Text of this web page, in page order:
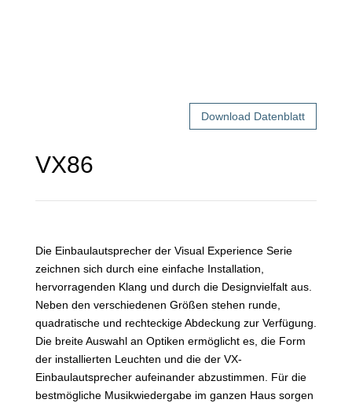
Download Datenblatt
VX86
Die Einbaulautsprecher der Visual Experience Serie
zeichnen sich durch eine einfache Installation,
hervorragenden Klang und durch die Designvielfalt aus.
Neben den verschiedenen Größen stehen runde,
quadratische und rechteckige Abdeckung zur Verfügung.
Die breite Auswahl an Optiken ermöglicht es, die Form
der installierten Leuchten und die der VX-
Einbaulautsprecher aufeinander abzustimmen. Für die
bestmögliche Musikwiedergabe im ganzen Haus sorgen